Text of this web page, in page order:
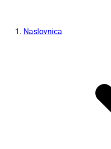
Naslovnica